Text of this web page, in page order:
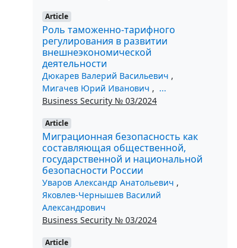
Article
Роль таможенно-тарифного
регулирования в развитии
внешнеэкономической
деятельности
Дюкарев Валерий Васильевич ,
Мигачев Юрий Иванович , ...
Business Security № 03/2024
Article
Миграционная безопасность как
составляющая общественной,
государственной и национальной
безопасности России
Уваров Александр Анатольевич ,
Яковлев-Чернышев Василий
Александрович
Business Security № 03/2024
Article